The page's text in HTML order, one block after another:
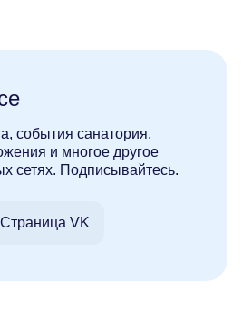
события санатория,
и многое другое
сетях. Подписывайтесь.
Страница VK